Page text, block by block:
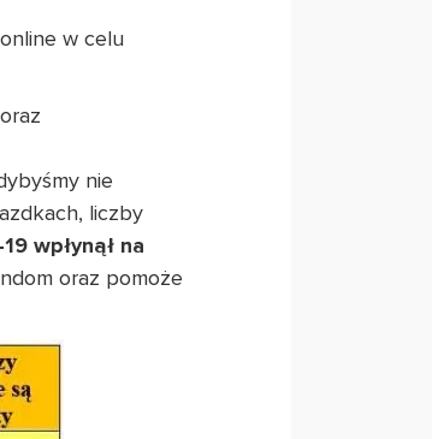
w celu
nie
liczby
wpłynął na
oraz pomoże